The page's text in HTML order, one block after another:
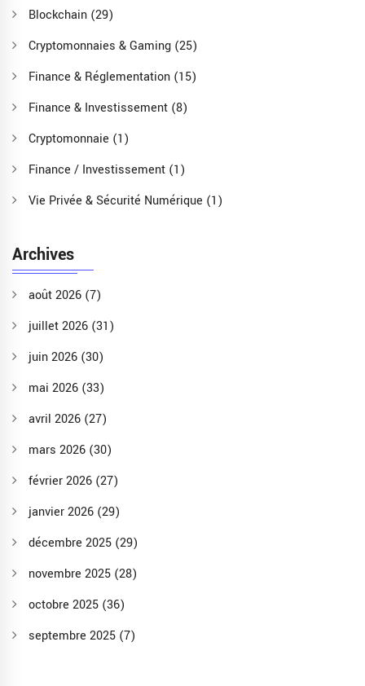
Blockchain (29)
Cryptomonnaies & Gaming (25)
Finance & Réglementation (15)
Finance & Investissement (8)
Cryptomonnaie (1)
Finance / Investissement (1)
Vie Privée & Sécurité Numérique (1)
Archives
août 2026 (7)
juillet 2026 (31)
juin 2026 (30)
mai 2026 (33)
avril 2026 (27)
mars 2026 (30)
février 2026 (27)
janvier 2026 (29)
décembre 2025 (29)
novembre 2025 (28)
octobre 2025 (36)
septembre 2025 (7)